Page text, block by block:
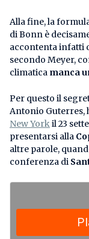
Alla fine, la
di Bonn è
accontenta infatti
secondo Meyer,
climatica manca
Per questo il
Antonio Guterres,
New Yorkil 23
presentarsi alla
altre parole,
conferenza di